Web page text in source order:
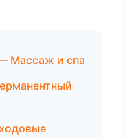
Массаж и спа